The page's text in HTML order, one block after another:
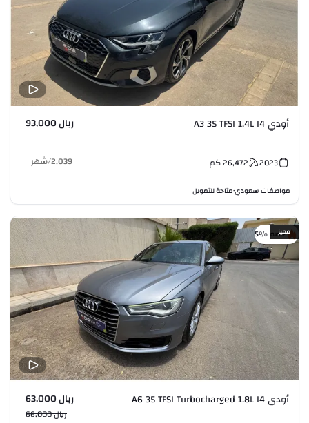
أودي A3 35 TFSI 1.4L I4 ريال 93,000
2023
26,472كم 2,039
/شهر
مواصفات سعودي•متاحة للتمويل
خصم %5مميز
أودي A6 35 TFSI Turbocharged 1.8L I4 ريال 63,000
ريال 66,000